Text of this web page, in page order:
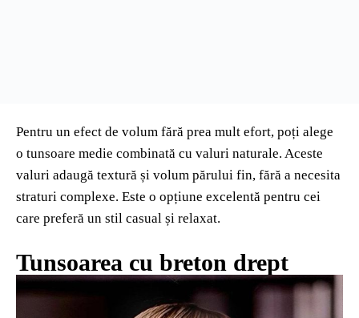
Pentru un efect de volum fără prea mult efort, poți alege
o tunsoare medie combinată cu valuri naturale. Aceste
valuri adaugă textură și volum părului fin, fără a necesita
straturi complexe. Este o opțiune excelentă pentru cei
care preferă un stil casual și relaxat.
Tunsoarea cu breton drept